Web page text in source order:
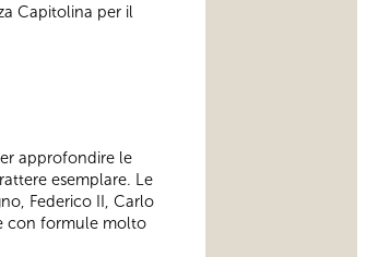
Capitolina per il
approfondire le
esemplare. Le
Federico II, Carlo
con formule molto